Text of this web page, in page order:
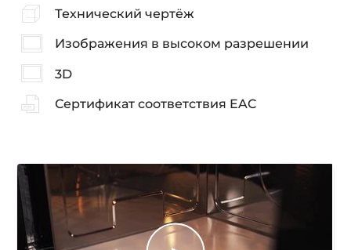
Технический чертёж
Изображения в высоком разрешении
3D
Сертификат соответствия EAC